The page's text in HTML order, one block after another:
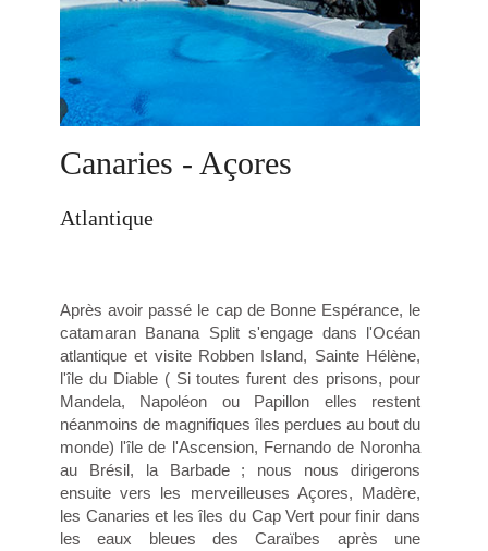
Canaries - Açores
Atlantique
Après avoir passé le cap de Bonne Espérance, le
catamaran Banana Split s'engage dans l'Océan
atlantique et visite Robben Island, Sainte Hélène,
l'île du Diable ( Si toutes furent des prisons, pour
Mandela, Napoléon ou Papillon elles restent
néanmoins de magnifiques îles perdues au bout du
monde) l'île de l'Ascension, Fernando de Noronha
au Brésil, la Barbade ; nous nous dirigerons
ensuite vers les merveilleuses Açores, Madère,
les Canaries et les îles du Cap Vert pour finir dans
les eaux bleues des Caraïbes après une